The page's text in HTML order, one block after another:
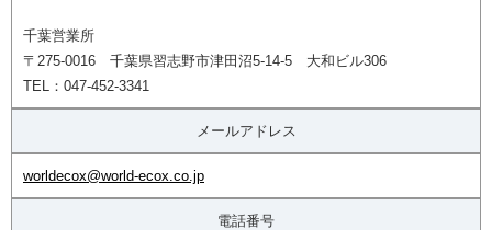
千葉営業所
〒275-0016 千葉県習志野市津田沼5-14-5 大和ビル306
TEL：047-452-3341
メールアドレス
worldecox@world-ecox.co.jp
電話番号